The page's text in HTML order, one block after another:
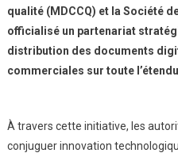
qualité (MDCCQ) et la Société
officialisé un partenariat
distribution des documents
commerciales sur toute
À travers cette initiative, les
conjuguer innovation